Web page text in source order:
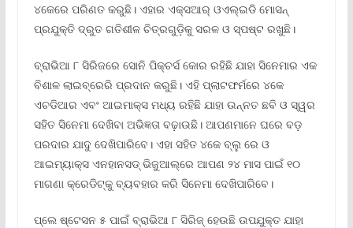
୪କେରେ ପରିଣତ କରୁଛି। ଏହାର ଏକ୍ସଆର୍ ଓଏଲ୍‌ଇଡି ମୋସନ୍
ପ୍ରଯୁକ୍ତି ଦ୍ରୁତ ଗତିଶୀଳ ଚିତ୍ରଗୁଡ଼ିକୁ ସରଳ ଓ ସ୍ପଷ୍ଟ ରଖୁଛି।
ବ୍ରାଭିଆ ୮ ସିରିଜରେ ସୋନି ପିକ୍ଚର୍ସ କୋର ରହିଛି ଯାହା ସିନେମାର ଏକ
ବିଶାଳ ଲାଇବ୍ରେରି ପ୍ରଦାନ କରୁଛି। ଏହି ପ୍ଲାଟଫର୍ମରେ ୪କେ
ଏଚଡିଆର ଏବଂ ଆଇମାକ୍ସ ମଧ୍ୟ ରହିଛି ଯାହା ଉନ୍ନତ ଛବି ଓ ସ୍ୱର
ସହିତ ସିନେମା ଦେଖିବା ଅଭିଜ୍ଞତା ବଢ଼ାଉଛି। ଆପଣମାନେ ଘରେ ବଡ଼
ପରଦାର ଯାଦୁ ଦେଖିପାରିବେ। ଏହା ସହିତ ୪କେ ବ୍ଲୁ ରେ ଓ
ଆଇମ୍ୟାକ୍ସ ଏନହାନସଡ୍ ଭିଜୁଆଲ୍‌ରେ ଆପଣ ୨୪ ମାସ ପାଇଁ ୧୦
ମାଗଣା କ୍ରେଡିଟ୍‌କୁ ବ୍ୟବହାର କରି ସିନେମା ଦେଖିପାରିବେ।
ପ୍ଲେ ଷ୍ଟେସନ ୫ ପାଇଁ ବ୍ରାଭିଆ ୮ ସିରିଜ୍ ହେଉଛି ଉପଯୁକ୍ତ ଯାହା